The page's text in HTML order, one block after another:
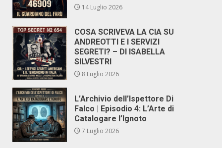
14 Luglio 2026
COSA SCRIVEVA LA CIA SU
ANDREOTTI E I SERVIZI
SEGRETI? – DI ISABELLA
SILVESTRI
8 Luglio 2026
L’Archivio dell’Ispettore Di
Falco | Episodio 4: L’Arte di
Catalogare l’Ignoto
7 Luglio 2026